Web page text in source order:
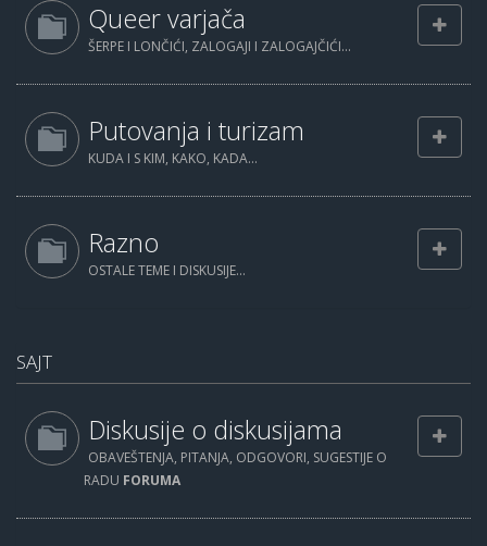
Queer varjača
ŠERPE I LONČIĆI, ZALOGAJI I ZALOGAJČIĆI...
Putovanja i turizam
KUDA I S KIM, KAKO, KADA...
Razno
OSTALE TEME I DISKUSIJE...
SAJT
Diskusije o diskusijama
OBAVEŠTENJA, PITANJA, ODGOVORI, SUGESTIJE O
RADU FORUMA